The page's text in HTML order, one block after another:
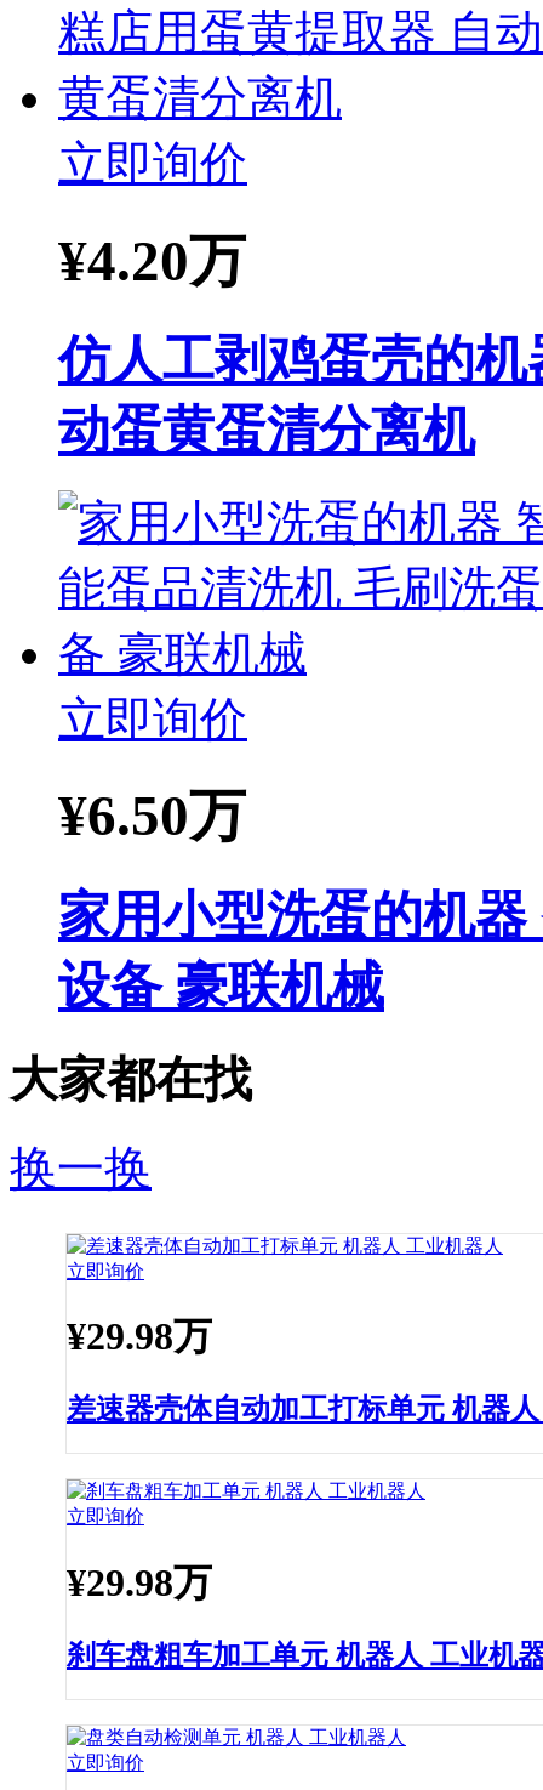
立即询价
¥4.20万
仿人工剥鸡蛋壳的
动蛋黄蛋清分离机
立即询价
¥6.50万
家用小型洗蛋的机
设备 豪联机械
大家都在找
换一换
立即询价
¥29.98万
差速器壳体自动加工打标单元 机器
立即询价
¥29.98万
刹车盘粗车加工单元 机器人 工业机
立即询价